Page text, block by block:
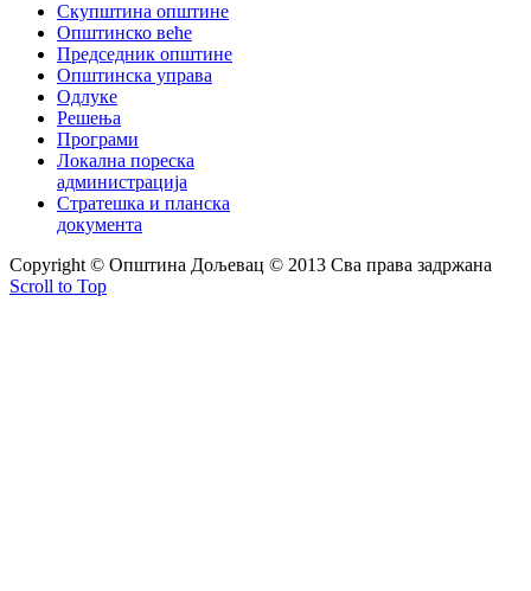
Скупштина општине
Општинско веће
Председник општине
Општинска управа
Одлуке
Решења
Програми
Локална пореска
администрација
Стратешка и планска
документа
Copyright © Oпштина Дољевац © 2013 Сва права задржана
Scroll to Top